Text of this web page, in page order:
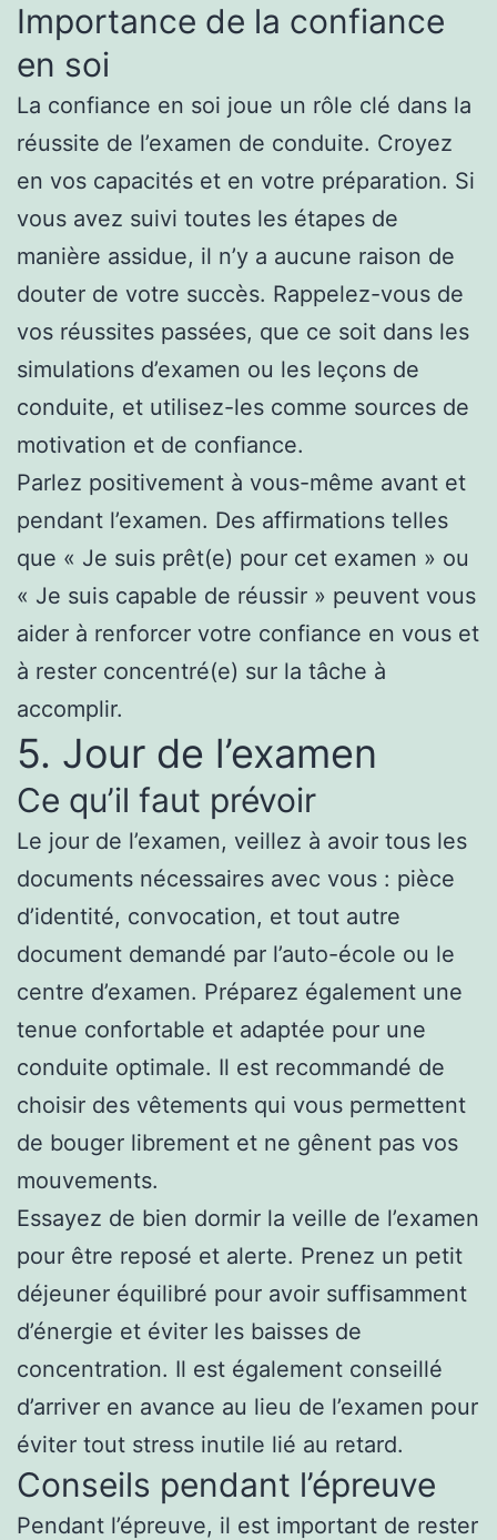
Importance de la confiance
en soi
La confiance en soi joue un rôle clé dans la
réussite de l’examen de conduite. Croyez
en vos capacités et en votre préparation. Si
vous avez suivi toutes les étapes de
manière assidue, il n’y a aucune raison de
douter de votre succès. Rappelez-vous de
vos réussites passées, que ce soit dans les
simulations d’examen ou les leçons de
conduite, et utilisez-les comme sources de
motivation et de confiance.
Parlez positivement à vous-même avant et
pendant l’examen. Des affirmations telles
que « Je suis prêt(e) pour cet examen » ou
« Je suis capable de réussir » peuvent vous
aider à renforcer votre confiance en vous et
à rester concentré(e) sur la tâche à
accomplir.
5. Jour de l’examen
Ce qu’il faut prévoir
Le jour de l’examen, veillez à avoir tous les
documents nécessaires avec vous : pièce
d’identité, convocation, et tout autre
document demandé par l’auto-école ou le
centre d’examen. Préparez également une
tenue confortable et adaptée pour une
conduite optimale. Il est recommandé de
choisir des vêtements qui vous permettent
de bouger librement et ne gênent pas vos
mouvements.
Essayez de bien dormir la veille de l’examen
pour être reposé et alerte. Prenez un petit
déjeuner équilibré pour avoir suffisamment
d’énergie et éviter les baisses de
concentration. Il est également conseillé
d’arriver en avance au lieu de l’examen pour
éviter tout stress inutile lié au retard.
Conseils pendant l’épreuve
Pendant l’épreuve, il est important de rester